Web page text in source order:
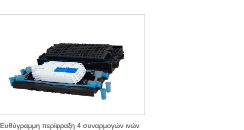
Ευθύγραμμη περίφραξη 4 συναρμογών ινών